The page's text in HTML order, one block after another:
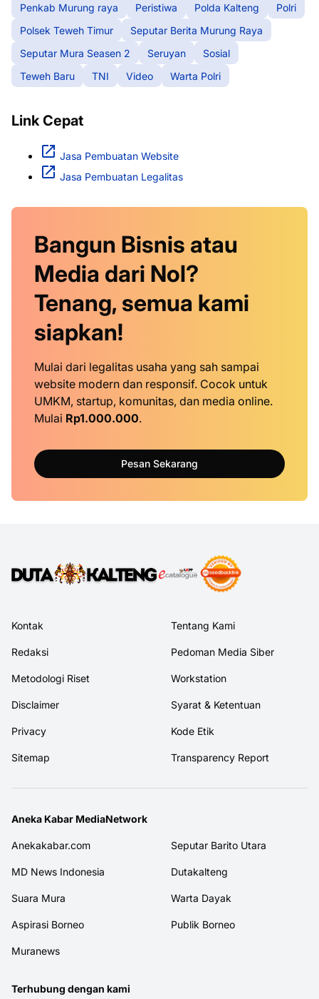
Penkab Murung raya
Peristiwa Polda Kalteng
Polri
Polsek Teweh Timur
Seputar Berita Murung Raya
Seputar Mura Seasen 2
Seruyan
Sosial
Teweh Baru
TNI Video Warta Polri
Link Cepat
Jasa Pembuatan Website
Jasa Pembuatan Legalitas
Bangun Bisnis atau
Media dari Nol?
Tenang, semua kami
siapkan!
Mulai dari legalitas usaha yang sah sampai
website modern dan responsif. Cocok untuk
UMKM, startup, komunitas, dan media online.
Mulai Rp1.000.000.
Pesan Sekarang
Kontak Tentang Kami
Redaksi Pedoman Media Siber
Metodologi Riset Workstation
Disclaimer Syarat & Ketentuan
Privacy Kode Etik
Sitemap Transparency Report
Aneka Kabar MediaNetwork
Anekakabar.com Seputar Barito Utara
MD News Indonesia Dutakalteng
Suara Mura Warta Dayak
Aspirasi Borneo Publik Borneo
Muranews
Terhubung dengan kami